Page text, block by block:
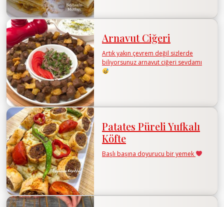
Arnavut Ciğeri
Artık yakın çevrem değil sizlerde
biliyorsunuz arnavut ciğeri sevdamı
Patates Püreli Yufkalı
Köfte
Başlı başına doyurucu bir yemek